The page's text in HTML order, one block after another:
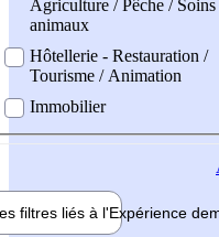
Agriculture / Pêche /
animaux
Hôtellerie - Restauration /
Tourisme / Animation
Immobilier
filtres liés à l'Expérience